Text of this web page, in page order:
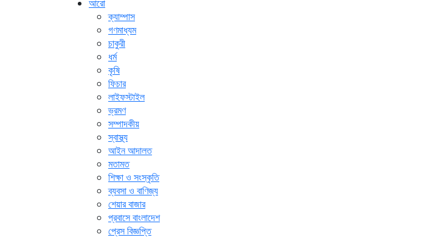
আরো
ক্যাম্পাস
গণমাধ্যম
চাকুরী
ধর্ম
কৃষি
ফিচার
লাইফস্টাইল
ভ্রমণ
সম্পাদকীয়
স্বাস্থ্য
আইন আদালত
মতামত
শিক্ষা ও সংস্কৃতি
ব্যবসা ও বাণিজ্য
শেয়ার বাজার
প্রবাসে বাংলাদেশ
প্রেস বিজ্ঞপ্তি